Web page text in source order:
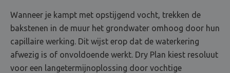
Wanneer je kampt met opstijgend vocht, trekken de
bakstenen in de muur het grondwater omhoog door hun
capillaire werking. Dit wijst erop dat de waterkering
afwezig is of onvoldoende werkt. Dry Plan kiest resoluut
voor een langetermijnoplossing door vochtige